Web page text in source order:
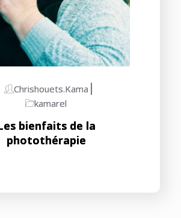
Chrishouets.kama
kamarel
bienfaits de la
photothérapie